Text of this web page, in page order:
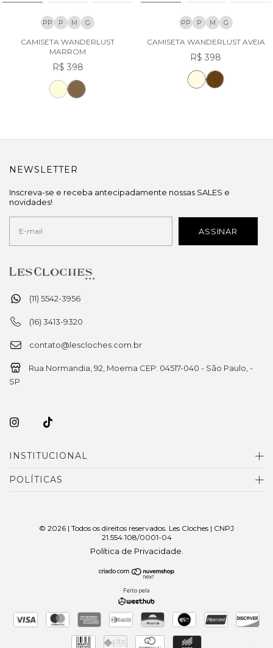
PP P M G
CAMISETA WANDERLUST
MARROM
R$ 398
PP P M G
CAMISETA WANDERLUST AVEIA
R$ 398
(11) 5542-3956
(16) 3413-9320
contato@lescloches.com.br
Rua Normandia, 92, Moema CEP: 04517-040 - São Paulo, -
SP
INSTITUCIONAL
POLÍTICAS
NEWSLETTER
Inscreva-se e receba antecipadamente nossas SALES e
novidades!
© 2026 | Todos os direitos reservados. Les Cloches | CNPJ
21.554.108/0001-04
Política de Privacidade
Feito pela